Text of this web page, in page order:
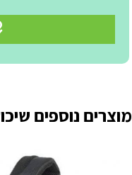
מוצרים נוספים